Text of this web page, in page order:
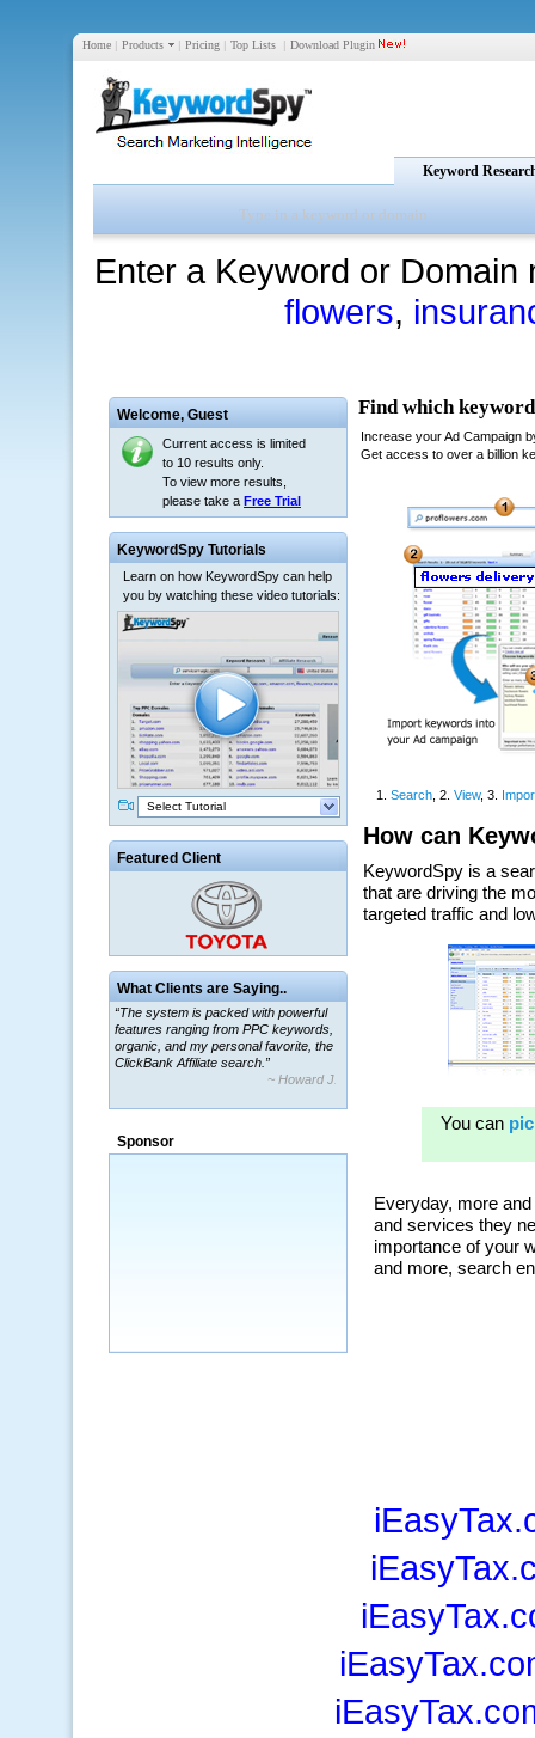
Home | Products | Pricing | Top Lists | Download Plugin
Keyword
Enter a Keyword or
flowers,
Welcome, Guest
Current access is limited
to 10 results only.
To view more results,
please take a Free Trial
KeywordSpy Tutorials
Learn on how KeywordSpy can help
you by watching these video tutorials:
Select Tutorial
Featured Client
What Clients are Saying..
“The system is packed with powerful
features ranging from PPC keywords,
organic, and my personal favorite, the
ClickBank Affiliate search.”
~ Howard J.
Sponsor